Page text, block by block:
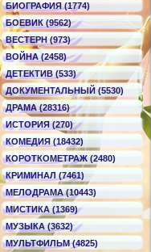
БИОГРАФИЯ (1774)
БОЕВИК (9562)
ВЕСТЕРН (973)
ВОЙНА (2458)
ДЕТЕКТИВ (533)
ДОКУМЕНТАЛЬНЫЙ (5530)
ДРАМА (28316)
ИСТОРИЯ (270)
КОМЕДИЯ (18432)
КОРОТКОМЕТРАЖ (2480)
КРИМИНАЛ (7461)
МЕЛОДРАМА (10443)
МИСТИКА (1369)
МУЗЫКА (3632)
МУЛЬТФИЛЬМ (4825)